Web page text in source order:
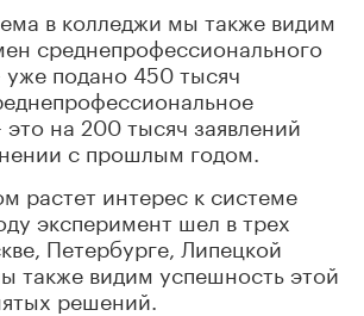
в колледжи мы также видим
среднепрофессионального
уже подано 450 тысяч
на 200 тысяч заявлений
с прошлым годом.
растет интерес к системе
эксперимент шел в трех
Петербурге, Липецкой
также видим успешность этой
решений.